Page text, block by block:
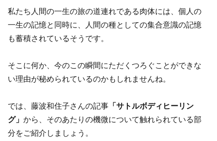
私たち人間の一生の旅の道連れである肉体には、個人の
一生の記憶と同時に、人間の種としての集合意識の記憶
も蓄積されているそうです。
そこに何か、今のこの瞬間にただくつろぐことができな
い理由が秘められているのかもしれませんね。
では、藤波和住子さんの記事 「サトルボディヒーリン
グ」から、そのあたりの機微について触れられている部
分をご紹介しましょう。